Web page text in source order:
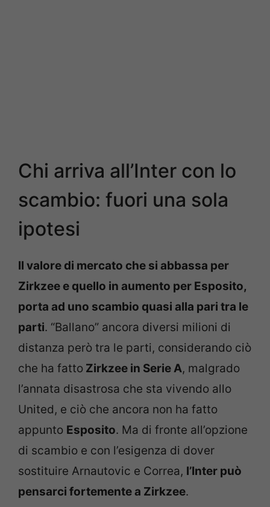
Chi arriva all’Inter con lo
scambio: fuori una sola
ipotesi
Il valore di mercato che si abbassa per
Zirkzee e quello in aumento per Esposito,
porta ad uno scambio quasi alla pari tra le
parti. “Ballano” ancora diversi milioni di
distanza però tra le parti, considerando ciò
che ha fatto Zirkzee in Serie A, malgrado
l’annata disastrosa che sta vivendo allo
United, e ciò che ancora non ha fatto
appunto Esposito. Ma di fronte all’opzione
di scambio e con l’esigenza di dover
sostituire Arnautovic e Correa, l’Inter può
pensarci fortemente a Zirkzee.